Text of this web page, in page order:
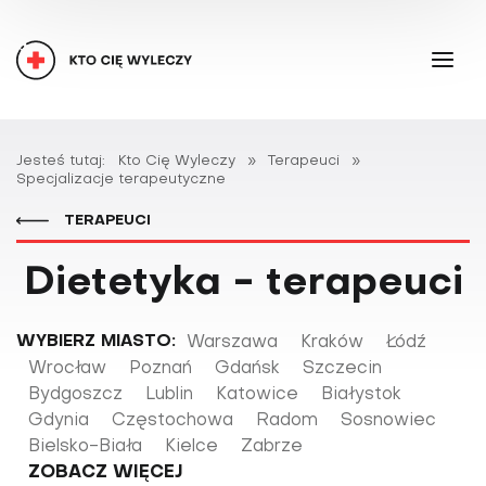
Jesteś tutaj: Kto Cię Wyleczy » Terapeuci
»
Specjalizacje terapeutyczne
TERAPEUCI
Dietetyka - terapeuci
WYBIERZ MIASTO: Warszawa Kraków
Łódź
Wrocław
Poznań Gdańsk
Szczecin
Bydgoszcz
Lublin Katowice
Białystok
Gdynia
Częstochowa Radom
Sosnowiec
Bielsko-Biała
Kielce
Zabrze
ZOBACZ WIĘCEJ